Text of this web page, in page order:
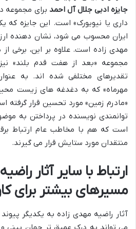
جایزه ادبی جلال آل احمد برای مجموعه
داری یا نیویورک» است. این جایزه که
ایران محسوب می شود، نشان دهنده
مهدی زاده است. علاوه بر این، برخی
مجموعه «بعد از هفت قدم بلند»
تقدیرهای مختلفی شده اند. به
مهرماه» که به دغدغه های زیست
«مادرم زمین» مورد تحسین قرار گرفته
توانمندی نویسنده در پرداختن به
است که هم با مخاطب عام ارتباط
منتقدان مورد ستایش قرار می گیرند.
ارتباط با سایر آثار
مسیرهای بیشتر برای
آثار راضیه مهدی زاده به یکدیگر